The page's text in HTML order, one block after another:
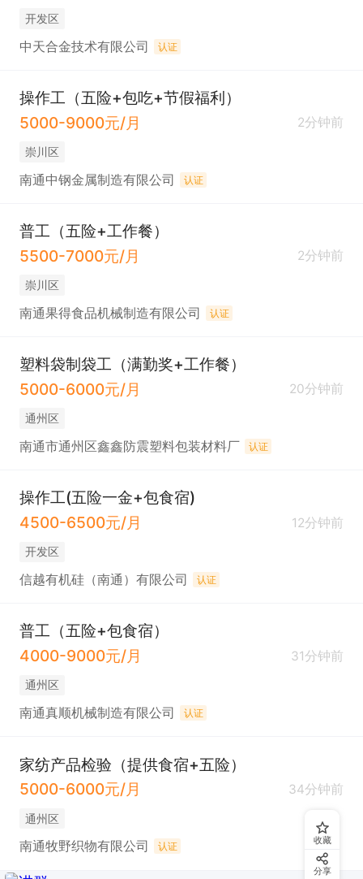
开发区
中天合金技术有限公司 认证
操作工（五险+包吃+节假福利）
5000-9000元/月
2分钟前
崇川区
南通中钢金属制造有限公司 认证
普工（五险+工作餐）
5500-7000元/月
2分钟前
崇川区
南通果得食品机械制造有限公司 认证
塑料袋制袋工（满勤奖+工作餐）
5000-6000元/月
20分钟前
通州区
南通市通州区鑫鑫防震塑料包装材料厂 认证
操作工(五险一金+包食宿)
4500-6500元/月
12分钟前
开发区
信越有机硅（南通）有限公司 认证
普工（五险+包食宿）
4000-9000元/月
31分钟前
通州区
南通真顺机械制造有限公司 认证
家纺产品检验（提供食宿+五险）
5000-6000元/月
34分钟前
通州区
南通牧野织物有限公司 认证 收藏
分享